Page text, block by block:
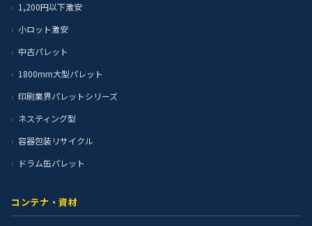
1,200円以下激安
小ロット激安
中古パレット
1800mm大型パレット
印刷業界パレットシリーズ
ネスティング型
容器包装リサイクル
ドラム缶パレット
コンテナ・資材